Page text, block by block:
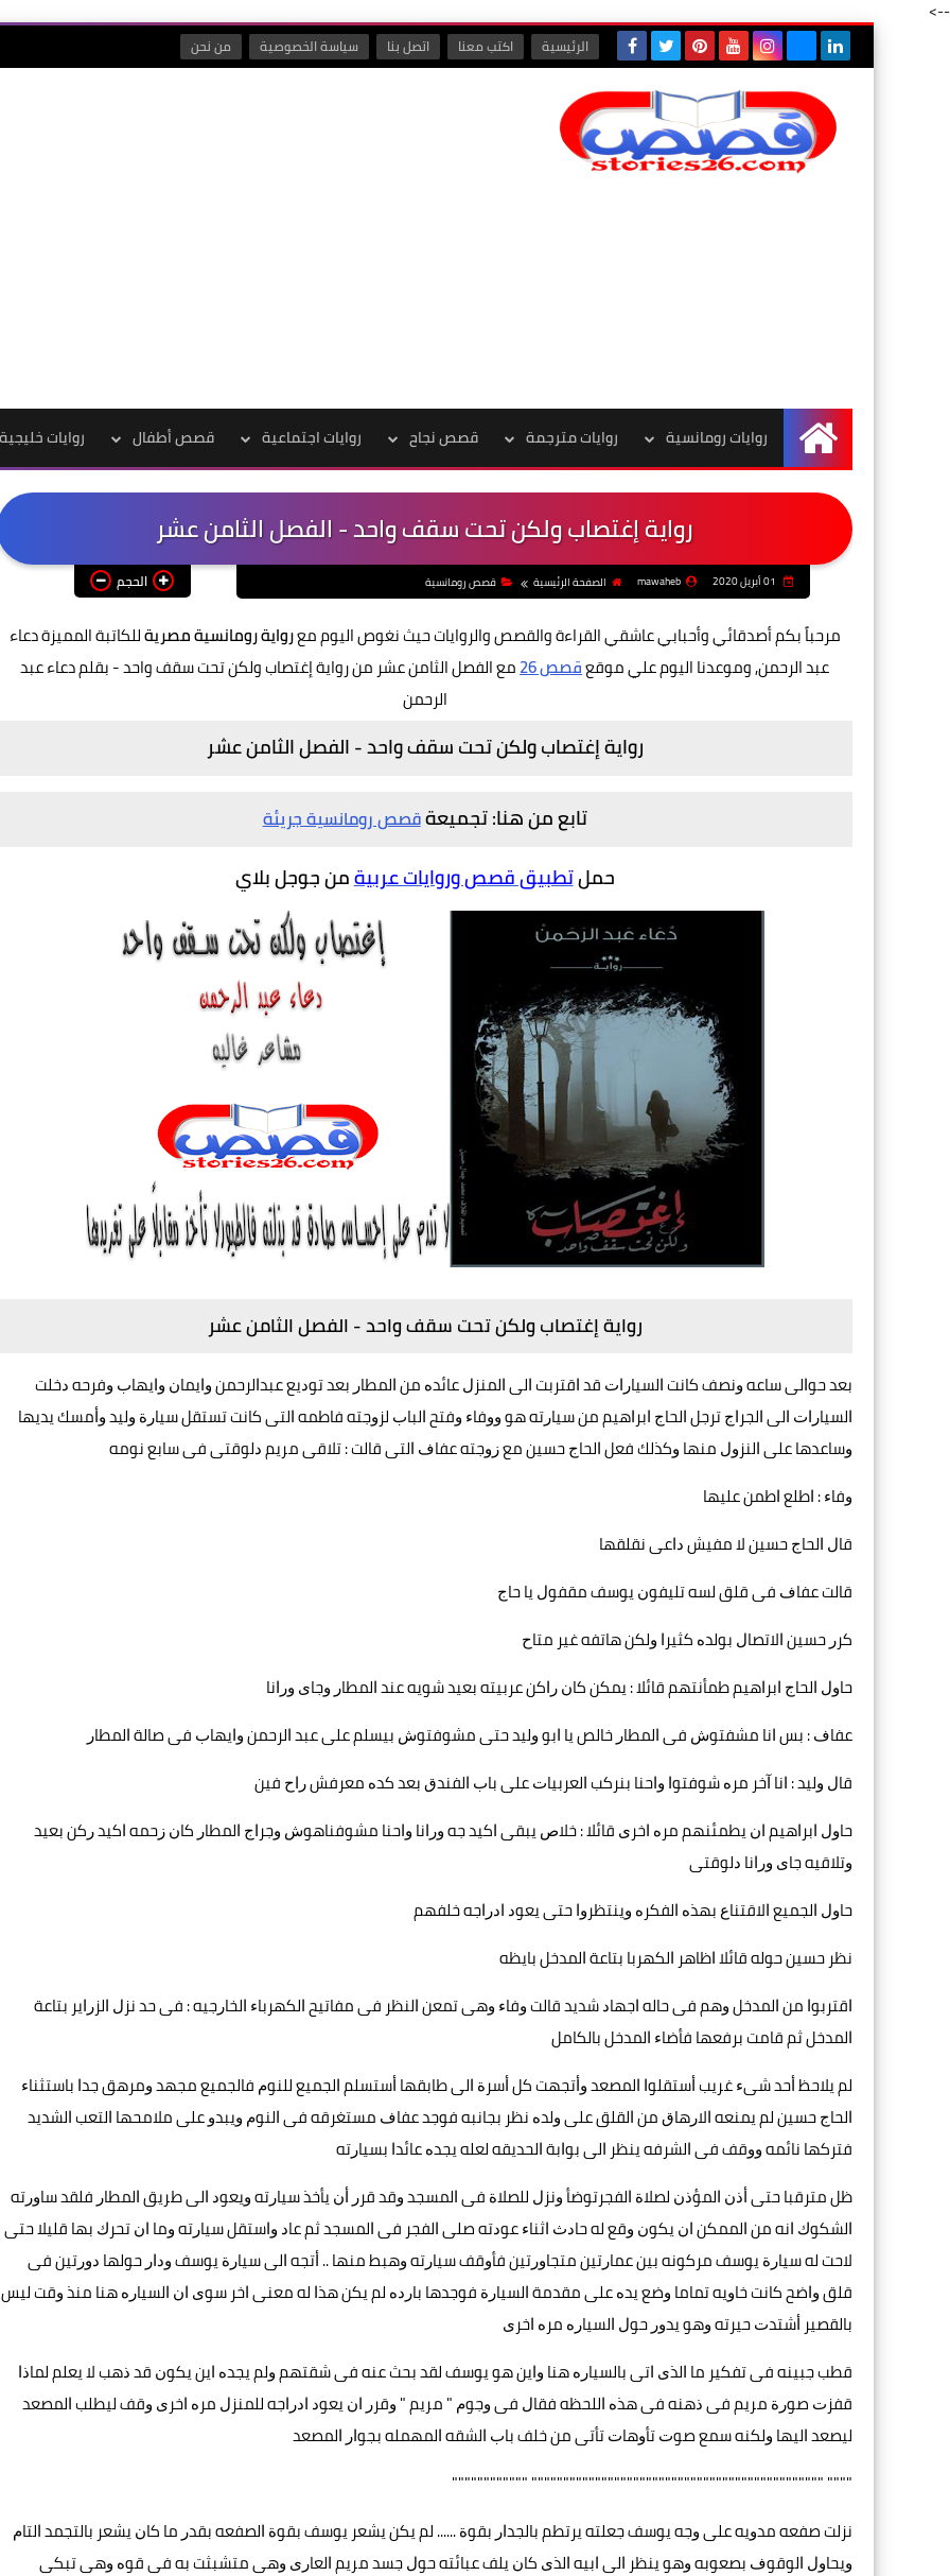
-->
الرئيسية اكتب معنا اتصل بنا سياسة الخصوصية من نحن
الرئيسية
روايات رومانسية روايات مترجمة قصص نجاح روايات اجتماعية قصص أطفال روايات خليجية
رواية إغتصاب ولكن تحت سقف واحد - الفصل الثامن عشر
mawaheb الصفحة الرئيسية قصص رومانسية الحجم
مرحباً بكم أصدقائي وأحبابي عاشقي القراءة والقصص والروايات حيث نغوص اليوم معرواية رومانسية مصريةللكاتبة المميزة دعاء
عبد الرحمن, وموعدنا اليوم علي موقعقصص 26 مع الفصل الثامن عشر من رواية إغتصاب ولكن تحت سقف واحد - بقلم دعاء عبد
الرحمن
رواية إغتصاب ولكن تحت سقف واحد - الفصلالثامن عشر
تابع من هنا: تجميعةقصص رومانسية جريئة
حملتطبيق قصص وروايات عربيةمن جوجل بلاي
رواية إغتصاب ولكن تحت سقف واحد - الفصل الثامن عشر
ﺑﻌﺪ ﺣﻮﺍﻟﻰ ﺳﺎﻋﻪ ﻭﻧﺼﻒ ﻛﺎﻧﺖ ﺍﻟﺴﻴﺎﺭﺍﺕ ﻗﺪ ﺍﻗﺘﺮﺑﺖ ﺍﻟﻰ ﺍﻟﻤﻨﺰﻝ ﻋﺎﺋﺪﻩ ﻣﻦ ﺍﻟﻤﻄﺎﺭ ﺑﻌﺪ ﺗﻮﺩﻳﻊ ﻋﺒﺪﺍﻟﺮﺣﻤﻦ ﻭﺍﻳﻤﺎﻥ ﻭﺍﻳﻬﺎﺏ ﻭﻓﺮﺣﻪ ﺩﺧﻠﺖ
ﺍﻟﺴﻴﺎﺭﺍﺕ ﺍﻟﻰ ﺍﻟﺠﺮﺍﺝ ﺗﺮﺟﻞ ﺍﻟﺤﺎﺝ ﺍﺑﺮﺍﻫﻴﻢ ﻣﻦ ﺳﻴﺎﺭﺗﻪ ﻫﻮ ﻭﻭﻓﺎﺀ ﻭﻓﺘﺢ ﺍﻟﺒﺎﺏ ﻟﺰﻭﺟﺘﻪ ﻓﺎﻃﻤﻪ ﺍﻟﺘﻰ ﻛﺎﻧﺖ ﺗﺴﺘﻘﻞ ﺳﻴﺎﺭﺓ ﻭﻟﻴﺪ ﻭﺃﻣﺴﻚ ﻳﺪﻳﻬﺎ
ﻭﺳﺎﻋﺪﻫﺎ ﻋﻠﻰ ﺍﻟﻨﺰﻭﻝ ﻣﻨﻬﺎ ﻭﻛﺬﻟﻚ ﻓﻌﻞ ﺍﻟﺤﺎﺝ ﺣﺴﻴﻦ ﻣﻊ ﺯﻭﺟﺘﻪ ﻋﻔﺎﻑ ﺍﻟﺘﻰ ﻗﺎﻟﺖ : ﺗﻼﻗﻰ ﻣﺮﻳﻢ ﺩﻟﻮﻗﺘﻰ ﻓﻰ ﺳﺎﺑﻊ ﻧﻮﻣﻪ
ﻭﻓﺎﺀ : ﺍﻃﻠﻊ ﺍﻃﻤﻦ ﻋﻠﻴﻬﺎ
ﻗﺎﻝ ﺍﻟﺤﺎﺝ ﺣﺴﻴﻦ ﻻ ﻣﻔﻴﺶ ﺩﺍﻋﻰ ﻧﻘﻠﻘﻬﺎ
ﻗﺎﻟﺖ ﻋﻔﺎﻑ ﻓﻰ ﻗﻠﻖ ﻟﺴﻪ ﺗﻠﻴﻔﻮﻥ ﻳﻮﺳﻒ ﻣﻘﻔﻮﻝ ﻳﺎ ﺣﺎﺝ
ﻛﺮﺭ ﺣﺴﻴﻦ ﺍﻻﺗﺼﺎﻝ ﺑﻮﻟﺪﻩ ﻛﺜﻴﺮﺍ ﻭﻟﻜﻦ ﻫﺎﺗﻔﻪ ﻏﻴﺮ ﻣﺘﺎﺡ
ﺣﺎﻭﻝ ﺍﻟﺤﺎﺝ ﺍﺑﺮﺍﻫﻴﻢ ﻃﻤﺄﻧﺘﻬﻢ ﻗﺎﺋﻼ : ﻳﻤﻜﻦ ﻛﺎﻥ ﺭﺍﻛﻦ ﻋﺮﺑﻴﺘﻪ ﺑﻌﻴﺪ ﺷﻮﻳﻪ ﻋﻨﺪ ﺍﻟﻤﻄﺎﺭ ﻭﺟﺎﻯ ﻭﺭﺍﻧﺎ
ﻋﻔﺎﻑ : ﺑﺲ ﺍﻧﺎ ﻣﺸﻔﺘﻮﺵ ﻓﻰ ﺍﻟﻤﻄﺎﺭ ﺧﺎﻟﺺ ﻳﺎ ﺍﺑﻮ ﻭﻟﻴﺪ ﺣﺘﻰ ﻣﺸﻮﻓﺘﻮﺵ ﺑﻴﺴﻠﻢ ﻋﻠﻰ ﻋﺒﺪ ﺍﻟﺮﺣﻤﻦ ﻭﺍﻳﻬﺎﺏ ﻓﻰ ﺻﺎﻟﺔ ﺍﻟﻤﻄﺎﺭ
ﻗﺎﻝ ﻭﻟﻴﺪ : ﺍﻧﺎ ﺁﺧﺮ ﻣﺮﻩ ﺷﻮﻓﺘﻮﺍ ﻭﺍﺣﻨﺎ ﺑﻨﺮﻛﺐ ﺍﻟﻌﺮﺑﻴﺎﺕ ﻋﻠﻰ ﺑﺎﺏ ﺍﻟﻔﻨﺪﻕ ﺑﻌﺪ ﻛﺪﻩ ﻣﻌﺮﻓﺶ ﺭﺍﺡ ﻓﻴﻦ
ﺣﺎﻭﻝ ﺍﺑﺮﺍﻫﻴﻢ ﺍﻥ ﻳﻄﻤﺌﻨﻬﻢ ﻣﺮﻩ ﺍﺧﺮﻯ ﻗﺎﺋﻼ : ﺧﻼﺹ ﻳﺒﻘﻰ ﺍﻛﻴﺪ ﺟﻪ ﻭﺭﺍﻧﺎ ﻭﺍﺣﻨﺎ ﻣﺸﻮﻓﻨﺎﻫﻮﺵ ﻭﺟﺮﺍﺝ ﺍﻟﻤﻄﺎﺭ ﻛﺎﻥ ﺯﺣﻤﻪ ﺍﻛﻴﺪ ﺭﻛﻦ ﺑﻌﻴﺪ
ﻭﺗﻼﻗﻴﻪ ﺟﺎﻯ ﻭﺭﺍﻧﺎ ﺩﻟﻮﻗﺘﻰ
ﺣﺎﻭﻝ ﺍﻟﺠﻤﻴﻊ ﺍﻻﻗﺘﻨﺎﻉ ﺑﻬﺬﻩ ﺍﻟﻔﻜﺮﻩ ﻭﻳﻨﺘﻈﺮﻭﺍ ﺣﺘﻰ ﻳﻌﻮﺩ ﺍﺩﺭﺍﺟﻪ ﺧﻠﻔﻬﻢ
ﻧﻈﺮ ﺣﺴﻴﻦ ﺣﻮﻟﻪ ﻗﺎﺋﻼ ﺍﻇﺎﻫﺮ ﺍﻟﻜﻬﺮﺑﺎ ﺑﺘﺎﻋﺔ ﺍﻟﻤﺪﺧﻞ ﺑﺎﻳﻈﻪ
ﺍﻗﺘﺮﺑﻮﺍ ﻣﻦ ﺍﻟﻤﺪﺧﻞ ﻭﻫﻢ ﻓﻰ ﺣﺎﻟﻪ ﺍﺟﻬﺎﺩ ﺷﺪﻳﺪ ﻗﺎﻟﺖ ﻭﻓﺎﺀ ﻭﻫﻰ ﺗﻤﻌﻦ ﺍﻟﻨﻈﺮ ﻓﻰ ﻣﻔﺎﺗﻴﺢ ﺍﻟﻜﻬﺮﺑﺎﺀ ﺍﻟﺨﺎﺭﺟﻴﻪ : ﻓﻰ ﺣﺪ ﻧﺰﻝ ﺍﻟﺰﺭﺍﻳﺮ ﺑﺘﺎﻋﺔ
ﺍﻟﻤﺪﺧﻞ ﺛﻢ ﻗﺎﻣﺖ ﺑﺮﻓﻌﻬﺎ ﻓﺄﺿﺎﺀ ﺍﻟﻤﺪﺧﻞ ﺑﺎﻟﻜﺎﻣﻞ
ﻟﻢ ﻳﻼﺣﻆ ﺃﺣﺪ ﺷﻰﺀ ﻏﺮﻳﺐ ﺃﺳﺘﻘﻠﻮﺍ ﺍﻟﻤﺼﻌﺪ ﻭﺃﺗﺠﻬﺖ ﻛﻞ ﺃﺳﺮﺓ ﺍﻟﻰ ﻃﺎﺑﻘﻬﺎ ﺃﺳﺘﺴﻠﻢ ﺍﻟﺠﻤﻴﻊ ﻟﻠﻨﻮﻡ ﻓﺎﻟﺠﻤﻴﻊ ﻣﺠﻬﺪ ﻭﻣﺮﻫﻖ ﺟﺪﺍ ﺑﺎﺳﺘﺜﻨﺎﺀ
ﺍﻟﺤﺎﺝ ﺣﺴﻴﻦ ﻟﻢ ﻳﻤﻨﻌﻪ ﺍﻻﺭﻫﺎﻕ ﻣﻦ ﺍﻟﻘﻠﻖ ﻋﻠﻰ ﻭﻟﺪﻩ ﻧﻈﺮ ﺑﺠﺎﻧﺒﻪ ﻓﻮﺟﺪ ﻋﻔﺎﻑ ﻣﺴﺘﻐﺮﻗﻪ ﻓﻰ ﺍﻟﻨﻮﻡ ﻭﻳﺒﺪﻭ ﻋﻠﻰ ﻣﻼﻣﺤﻬﺎ ﺍﻟﺘﻌﺐ ﺍﻟﺸﺪﻳﺪ
ﻓﺘﺮﻛﻬﺎ ﻧﺎﺋﻤﻪ ﻭﻭﻗﻒ ﻓﻰ ﺍﻟﺸﺮﻓﻪ ﻳﻨﻈﺮ ﺍﻟﻰ ﺑﻮﺍﺑﺔ ﺍﻟﺤﺪﻳﻘﻪ ﻟﻌﻠﻪ ﻳﺠﺪﻩ ﻋﺎﺋﺪﺍ ﺑﺴﻴﺎﺭﺗﻪ
ﻇﻞ ﻣﺘﺮﻗﺒﺎ ﺣﺘﻰ ﺃﺫﻥ ﺍﻟﻤﺆﺫﻥ ﻟﺼﻼﺓ ﺍﻟﻔﺠﺮﺗﻮﺿﺄ ﻭﻧﺰﻝ ﻟﻠﺼﻼﺓ ﻓﻰ ﺍﻟﻤﺴﺠﺪ ﻭﻗﺪ ﻗﺮﺭ ﺃﻥ ﻳﺄﺧﺬ ﺳﻴﺎﺭﺗﻪ ﻭﻳﻌﻮﺩ ﺍﻟﻰ ﻃﺮﻳﻖ ﺍﻟﻤﻄﺎﺭ ﻓﻠﻘﺪ ﺳﺎﻭﺭﺗﻪ
ﺍﻟﺸﻜﻮﻙ ﺍﻧﻪ ﻣﻦ ﺍﻟﻤﻤﻜﻦ ﺍﻥ ﻳﻜﻮﻥ ﻭﻗﻊ ﻟﻪ ﺣﺎﺩﺙ ﺍﺛﻨﺎﺀ ﻋﻮﺩﺗﻪ ﺻﻠﻰ ﺍﻟﻔﺠﺮ ﻓﻰ ﺍﻟﻤﺴﺠﺪ ﺛﻢ ﻋﺎﺩ ﻭﺍﺳﺘﻘﻞ ﺳﻴﺎﺭﺗﻪ ﻭﻣﺎ ﺍﻥ ﺗﺤﺮﻙ ﺑﻬﺎ ﻗﻠﻴﻼ ﺣﺘﻰ
ﻻﺣﺖ ﻟﻪ ﺳﻴﺎﺭﺓ ﻳﻮﺳﻒ ﻣﺮﻛﻮﻧﻪ ﺑﻴﻦ ﻋﻤﺎﺭﺗﻴﻦ ﻣﺘﺠﺎﻭﺭﺗﻴﻦ ﻓﺄﻭﻗﻒ ﺳﻴﺎﺭﺗﻪ ﻭﻫﺒﻂ ﻣﻨﻬﺎ .. ﺃﺗﺠﻪ ﺍﻟﻰ ﺳﻴﺎﺭﺓ ﻳﻮﺳﻒ ﻭﺩﺍﺭ ﺣﻮﻟﻬﺎ ﺩﻭﺭﺗﻴﻦ ﻓﻰ
ﻗﻠﻖ ﻭﺍﺿﺢ ﻛﺎﻧﺖ ﺧﺎﻭﻳﻪ ﺗﻤﺎﻣﺎ ﻭﺿﻊ ﻳﺪﻩ ﻋﻠﻰ ﻣﻘﺪﻣﺔ ﺍﻟﺴﻴﺎﺭﺓ ﻓﻮﺟﺪﻫﺎ ﺑﺎﺭﺩﻩ ﻟﻢ ﻳﻜﻦ ﻫﺬﺍ ﻟﻪ ﻣﻌﻨﻰ ﺍﺧﺮ ﺳﻮﻯ ﺍﻥ ﺍﻟﺴﻴﺎﺭﻩ ﻫﻨﺎ ﻣﻨﺬ ﻭﻗﺖ ﻟﻴﺲ
ﺑﺎﻟﻘﺼﻴﺮ ﺃﺷﺘﺪﺕ ﺣﻴﺮﺗﻪ ﻭﻫﻮ ﻳﺪﻭﺭ ﺣﻮﻝ ﺍﻟﺴﻴﺎﺭﻩ ﻣﺮﻩ ﺍﺧﺮﻯ
ﻗﻄﺐ ﺟﺒﻴﻨﻪ ﻓﻰ ﺗﻔﻜﻴﺮ ﻣﺎ ﺍﻟﺬﻯ ﺍﺗﻰ ﺑﺎﻟﺴﻴﺎﺭﻩ ﻫﻨﺎ ﻭﺍﻳﻦ ﻫﻮ ﻳﻮﺳﻒ ﻟﻘﺪ ﺑﺤﺚ ﻋﻨﻪ ﻓﻰ ﺷﻘﺘﻬﻢ ﻭﻟﻢ ﻳﺠﺪﻩ ﺍﻳﻦ ﻳﻜﻮﻥ ﻗﺪ ﺫﻫﺐ ﻻ ﻳﻌﻠﻢ ﻟﻤﺎﺫﺍ
ﻗﻔﺰﺕ ﺻﻮﺭﺓ ﻣﺮﻳﻢ ﻓﻰ ﺫﻫﻨﻪ ﻓﻰ ﻫﺬﻩ ﺍﻟﻠﺤﻈﻪ ﻓﻘﺎﻝ ﻓﻰ ﻭﺟﻮﻡ " ﻣﺮﻳﻢ " ﻭﻗﺮﺭ ﺍﻥ ﻳﻌﻮﺩ ﺍﺩﺭﺍﺟﻪ ﻟﻠﻤﻨﺰﻝ ﻣﺮﻩ ﺍﺧﺮﻯ ﻭﻗﻒ ﻟﻴﻄﻠﺐ ﺍﻟﻤﺼﻌﺪ
ﻟﻴﺼﻌﺪ ﺍﻟﻴﻬﺎ ﻭﻟﻜﻨﻪ ﺳﻤﻊ ﺻﻮﺕ ﺗﺄﻭﻫﺎﺕ ﺗﺄﺗﻰ ﻣﻦ ﺧﻠﻒ ﺑﺎﺏ ﺍﻟﺸﻘﻪ ﺍﻟﻤﻬﻤﻠﻪ ﺑﺠﻮﺍﺭ ﺍﻟﻤﺼﻌﺪ
"""" """""""""""""""""""""""""""""""""""""""""""""" """"""""""""
ﻧﺰﻟﺖ ﺻﻔﻌﻪ ﻣﺪﻭﻳﻪ ﻋﻠﻰ ﻭﺟﻪ ﻳﻮﺳﻒ ﺟﻌﻠﺘﻪ ﻳﺮﺗﻄﻢ ﺑﺎﻟﺠﺪﺍﺭ ﺑﻘﻮﺓ ...... ﻟﻢ ﻳﻜﻦ ﻳﺸﻌﺮ ﻳﻮﺳﻒ ﺑﻘﻮﺓ ﺍﻟﺼﻔﻌﻪ ﺑﻘﺪﺭ ﻣﺎ ﻛﺎﻥ ﻳﺸﻌﺮ ﺑﺎﻟﺘﺠﻤﺪ ﺍﻟﺘﺎﻡ
ﻭﻳﺤﺎﻭﻝ ﺍﻟﻮﻗﻮﻑ ﺑﺼﻌﻮﺑﻪ ﻭﻫﻮ ﻳﻨﻈﺮ ﺍﻟﻰ ﺍﺑﻴﻪ ﺍﻟﺬﻯ ﻛﺎﻥ ﻳﻠﻒ ﻋﺒﺎﺋﺘﻪ ﺣﻮﻝ ﺟﺴﺪ ﻣﺮﻳﻢ ﺍﻟﻌﺎﺭﻯ ﻭﻫﻰ ﻣﺘﺸﺒﺜﺖ ﺑﻪ ﻓﻰ ﻗﻮﻩ ﻭﻫﻰ ﺗﺒﻜﻰ